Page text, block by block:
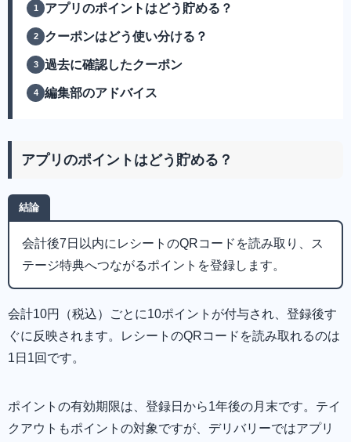
アプリのポイントはどう貯める？
クーポンはどう使い分ける？
過去に確認したクーポン
編集部のアドバイス
アプリのポイントはどう貯める？
結論
会計後7日以内にレシートのQRコードを読み取り、ス
テージ特典へつながるポイントを登録します。
会計10円（税込）ごとに10ポイントが付与され、登録後す
ぐに反映されます。レシートのQRコードを読み取れるのは
1日1回です。
ポイントの有効期限は、登録日から1年後の月末です。テイ
クアウトもポイントの対象ですが、デリバリーではアプリ